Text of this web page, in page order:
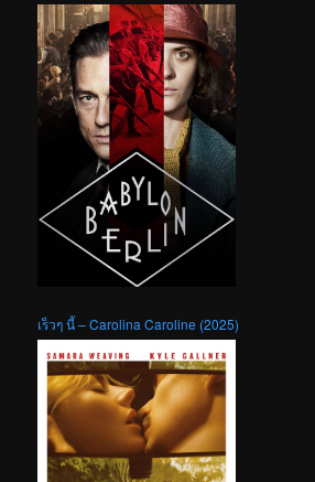
เร็วๆ นี้ – Carolina Caroline (2025)